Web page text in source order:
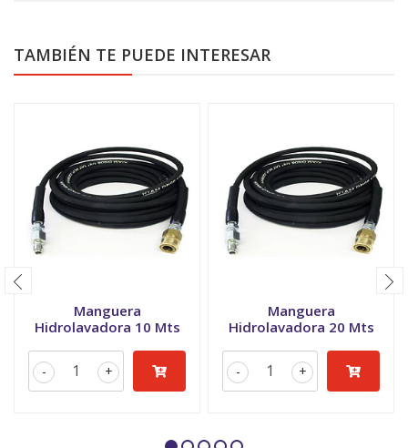
TAMBIÉN TE PUEDE INTERESAR
Manguera
Hidrolavadora 10 Mts
+
-
Manguera
Hidrolavadora 20 Mts
+
-